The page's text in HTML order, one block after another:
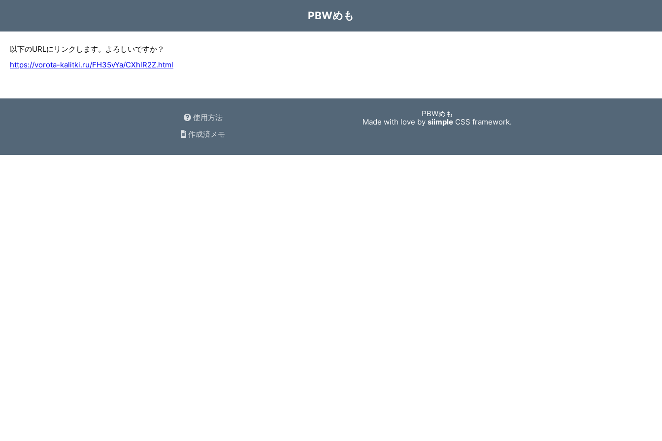
PBWめも
以下のURLにリンクします。よろしいですか？
https://vorota-kalitki.ru/FH35vYa/CXhlR2Z.html
使用方法
作成済メモ
PBWめも
Made with love bysiimple CSS framework.